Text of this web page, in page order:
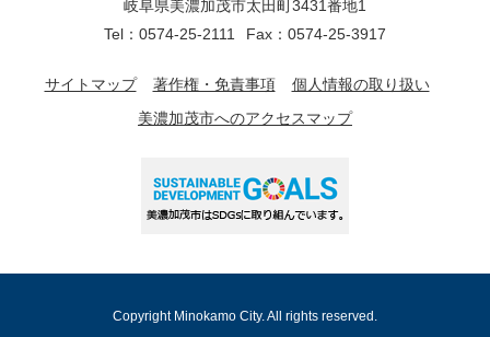
岐阜県美濃加茂市太田町3431番地1
Tel：0574-25-2111
Fax：0574-25-3917
サイトマップ 著作権・免責事項
個人情報の取り扱い
美濃加茂市へのアクセスマップ
Copyright Minokamo City. All rights reserved.